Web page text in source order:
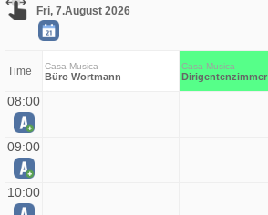
Fri, 7.August 2026
Time Casa Musica
Büro Wortmann
Casa Musica
Dirigentenzimmer
08:00
09:00
10:00